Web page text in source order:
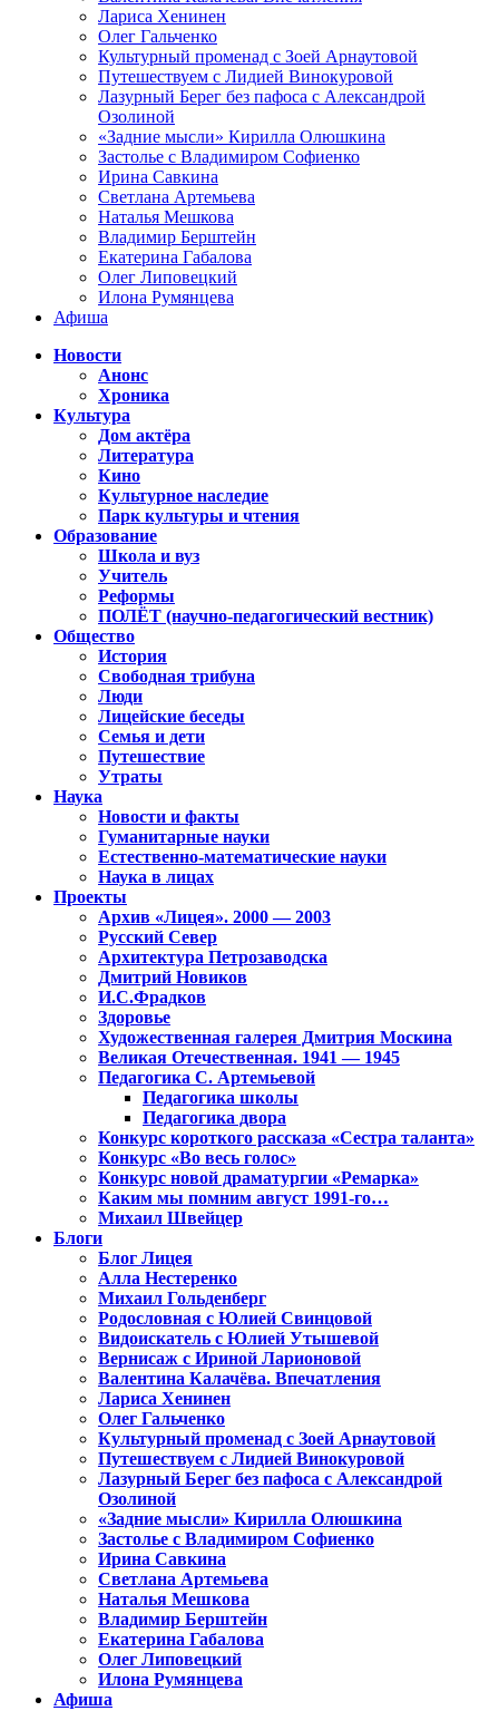
Лариса Хенинен
Олег Гальченко
Культурный променад с Зоей Арнаутовой
Путешествуем с Лидией Винокуровой
Лазурный Берег без пафоса с Александрой
Озолиной
«Задние мысли» Кирилла Олюшкина
Застолье с Владимиром Софиенко
Ирина Савкина
Светлана Артемьева
Наталья Мешкова
Владимир Берштейн
Екатерина Габалова
Олег Липовецкий
Илона Румянцева
Афиша
Новости
Анонс
Хроника
Культура
Дом актёра
Литература
Кино
Культурное наследие
Парк культуры и чтения
Образование
Школа и вуз
Учитель
Реформы
ПОЛЁТ (научно-педагогический вестник)
Общество
История
Свободная трибуна
Люди
Лицейские беседы
Семья и дети
Путешествие
Утраты
Наука
Новости и факты
Гуманитарные науки
Естественно-математические науки
Наука в лицах
Проекты
Архив «Лицея». 2000 — 2003
Русский Север
Архитектура Петрозаводска
Дмитрий Новиков
И.С.Фрадков
Здоровье
Художественная галерея Дмитрия Москина
Великая Отечественная. 1941 — 1945
Педагогика С. Артемьевой
Педагогика школы
Педагогика двора
Конкурс короткого рассказа «Сестра таланта»
Конкурс «Во весь голос»
Конкурс новой драматургии «Ремарка»
Каким мы помним август 1991-го…
Михаил Швейцер
Блоги
Блог Лицея
Алла Нестеренко
Михаил Гольденберг
Родословная с Юлией Свинцовой
Видоискатель с Юлией Утышевой
Вернисаж с Ириной Ларионовой
Валентина Калачёва. Впечатления
Лариса Хенинен
Олег Гальченко
Культурный променад с Зоей Арнаутовой
Путешествуем с Лидией Винокуровой
Лазурный Берег без пафоса с Александрой
Озолиной
«Задние мысли» Кирилла Олюшкина
Застолье с Владимиром Софиенко
Ирина Савкина
Светлана Артемьева
Наталья Мешкова
Владимир Берштейн
Екатерина Габалова
Олег Липовецкий
Илона Румянцева
Афиша